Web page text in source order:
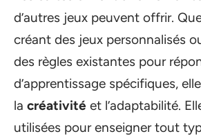
d’autres jeux peuvent offrir.
créant des jeux personnalisés
des règles existantes pour
d’apprentissage spécifiques,
la créativité et l’adaptabilité.
utilisées pour enseigner tout